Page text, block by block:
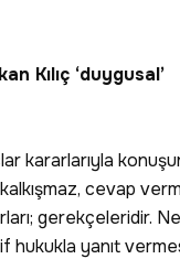
Kılıç ‘duygusal’
kararlarıyla
cevap
gerekçeleridir. Ne
yanıt